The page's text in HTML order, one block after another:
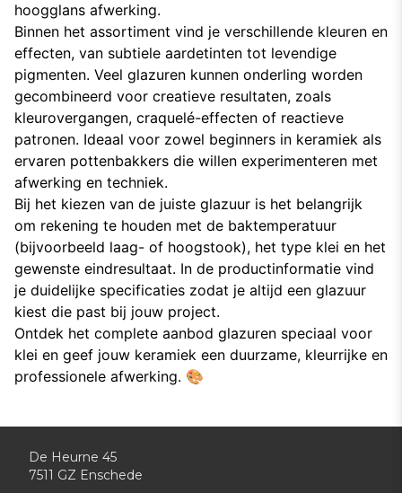
hoogglans afwerking.
Binnen het assortiment vind je verschillende kleuren en
effecten, van subtiele aardetinten tot levendige
pigmenten. Veel glazuren kunnen onderling worden
gecombineerd voor creatieve resultaten, zoals
kleurovergangen, craquelé-effecten of reactieve
patronen. Ideaal voor zowel beginners in keramiek als
ervaren pottenbakkers die willen experimenteren met
afwerking en techniek.
Bij het kiezen van de juiste glazuur is het belangrijk
om rekening te houden met de baktemperatuur
(bijvoorbeeld laag- of hoogstook), het type klei en het
gewenste eindresultaat. In de productinformatie vind
je duidelijke specificaties zodat je altijd een glazuur
kiest die past bij jouw project.
Ontdek het complete aanbod glazuren speciaal voor
klei en geef jouw keramiek een duurzame, kleurrijke en
professionele afwerking. 🎨
De Heurne 45
7511 GZ Enschede